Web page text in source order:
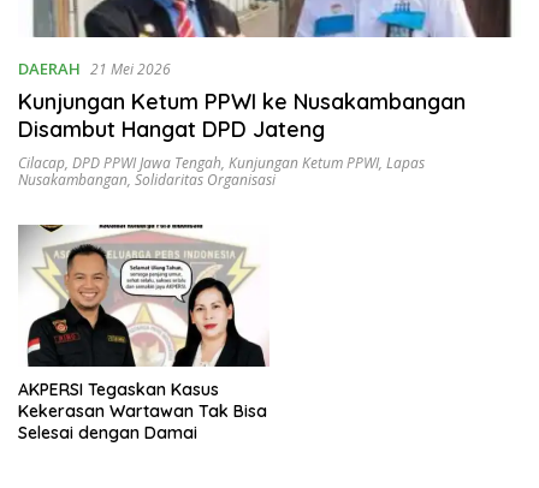
DAERAH 21 Mei 2026
Kunjungan Ketum PPWI ke Nusakambangan
Disambut Hangat DPD Jateng
Cilacap, DPD PPWI Jawa Tengah, Kunjungan Ketum PPWI, Lapas
Nusakambangan, Solidaritas Organisasi
AKPERSI Tegaskan Kasus
Kekerasan Wartawan Tak Bisa
Selesai dengan Damai